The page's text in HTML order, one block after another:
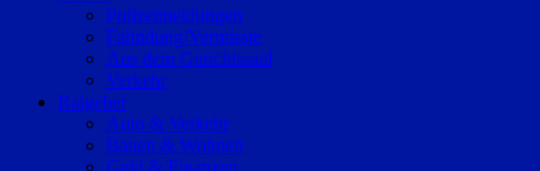
Polizeimeldungen
Fahndung/Vermisste
Aus dem Gerichtssaal
Verkehr
Ratgeber
Auto & Verkehr
Bauen & Wohnen
Geld & Finanzen